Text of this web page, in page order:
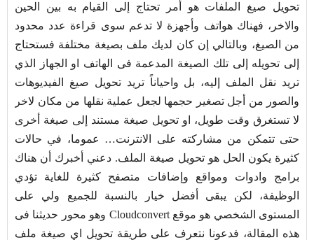
تحويل صيغ الملفات هو أمر تحتاج إلى القيام به بين الحين
والاخر، فهناك هواتف وأجهزة لا تدعم سوى قراءة عدد محدود
من الصيغ، وبالتالي إن كان لديك ملف بصيغة مختلفة فستحتاج
إلى تحويله إلى تلك الصيغة المدعمة فى الهاتف او الجهاز الذي
تريد نقل الملف إليه، بل واحياناً تريد تحويل صيغ الفيديوهات
والصور من أجل تصغير حجمها لجعل عملية نقلها من مكان لاخر
لا تستغرق وقت طويل، او تحويل صيغة مستند إلى صيغة أخرى
حتى تتمكن من مشاركته على الانترنت… عموما، في حالات
كثيرة يكون الحل هو تحويل صيغة الملف. دعني أخبرك أن هناك
برامج وادوات ومواقع وإضافات متصفح كثيرة للغاية تؤدي
الوظيفة، لكن يبقى أفضل خيار بالنسبة للجميع ولي على
المستوى الشخصي هو موقع Cloudconvert وهو محور حديثنا فى
هذه المقالة، فدعونا نتعرف على طريقة تحويل اي صيغة ملف